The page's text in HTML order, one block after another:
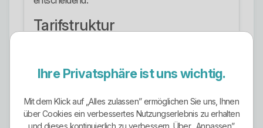
Tarifstruktur
Öffentlich sichtbar sind die Grundversorgung, der
Festpreisgarantie unter der Bezeichnung BraVo fix
sowie spezielle Stromangebote für
Ihre Privatsphäre ist uns wichtig.
Mit dem Klick auf „Alles zulassen” ermöglichen Sie uns, Ihnen
über Cookies ein verbessertes Nutzungserlebnis zu erhalten
und dieses kontinuierlich zu verbessern. Über „Anpassen”